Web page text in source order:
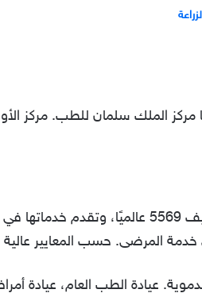
الطبية، منها مركز الملك سلمان للطب.
تعتبر مستشفى الحبيب من أشهر المستشفيات الخاصة في الرياض. وتأتي في
خدمة المرضى. حسب المعايير عالية
عيادة الطب العام، عيادة